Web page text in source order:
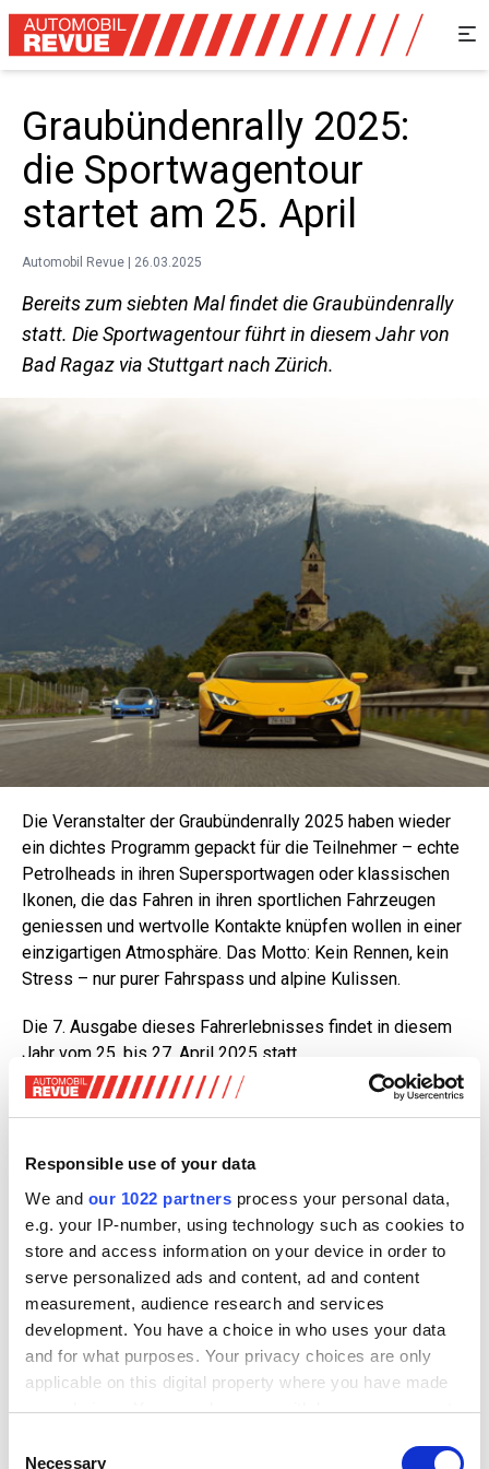
Responsible use of your data
We and our 1022 partners process your personal data,
e.g. your IP-number, using technology such as cookies to
store and access information on your device in order to
serve personalized ads and content, ad and content
measurement, audience research and services
development. You have a choice in who uses your data
and for what purposes. Your privacy choices are only
applicable on this digital property where you have made
your choices. You can change or withdraw your consent
the Privacy trigger icon.
Necessary
Graubündenrally 2025:
die Sportwagentour
startet am 25. April
Automobil Revue | 26.03.2025
Bereits zum siebten Mal findet die Graubündenrally
statt. Die Sportwagentour führt in diesem Jahr von
Bad Ragaz via Stuttgart nach Zürich.
Die Veranstalter der Graubündenrally 2025 haben wieder
ein dichtes Programm gepackt für die Teilnehmer – echte
Petrolheads in ihren Supersportwagen oder klassischen
Ikonen, die das Fahren in ihren sportlichen Fahrzeugen
geniessen und wertvolle Kontakte knüpfen wollen in einer
einzigartigen Atmosphäre. Das Motto: Kein Rennen, kein
Stress – nur purer Fahrspass und alpine Kulissen.
Die 7. Ausgabe dieses Fahrerlebnisses findet in diesem
Jahr vom 25. bis 27. April 2025 statt.
Zum Vergrössern anklicken!
Schon beim Start geht es exklusiv los – im Grand Hotel
Bad Ragaz GR mit einem stilvollen Auftakt und einer
glamourösen Casino Night.
Am nächsten Tag führt die Route über kurvige
Stuttgart, wo eine Übernachtung im stylischen V8 Hotel